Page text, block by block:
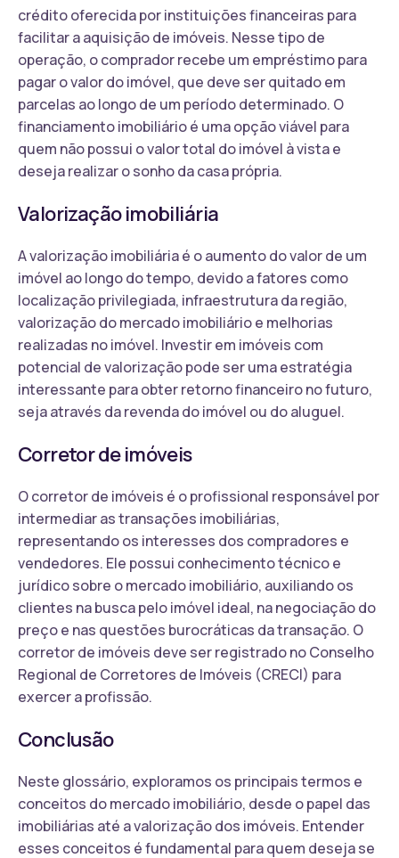
crédito oferecida por instituições financeiras para
facilitar a aquisição de imóveis. Nesse tipo de
operação, o comprador recebe um empréstimo para
pagar o valor do imóvel, que deve ser quitado em
parcelas ao longo de um período determinado. O
financiamento imobiliário é uma opção viável para
quem não possui o valor total do imóvel à vista e
deseja realizar o sonho da casa própria.
Valorização imobiliária
A valorização imobiliária é o aumento do valor de um
imóvel ao longo do tempo, devido a fatores como
localização privilegiada, infraestrutura da região,
valorização do mercado imobiliário e melhorias
realizadas no imóvel. Investir em imóveis com
potencial de valorização pode ser uma estratégia
interessante para obter retorno financeiro no futuro,
seja através da revenda do imóvel ou do aluguel.
Corretor de imóveis
O corretor de imóveis é o profissional responsável por
intermediar as transações imobiliárias,
representando os interesses dos compradores e
vendedores. Ele possui conhecimento técnico e
jurídico sobre o mercado imobiliário, auxiliando os
clientes na busca pelo imóvel ideal, na negociação do
preço e nas questões burocráticas da transação. O
corretor de imóveis deve ser registrado no Conselho
Regional de Corretores de Imóveis (CRECI) para
exercer a profissão.
Conclusão
Neste glossário, exploramos os principais termos e
conceitos do mercado imobiliário, desde o papel das
imobiliárias até a valorização dos imóveis. Entender
esses conceitos é fundamental para quem deseja se